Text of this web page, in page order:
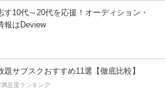
す10代～20代を応援！オーディション・
報はDeview
題サブスクおすすめ11選【徹底比較】
足度ランキング